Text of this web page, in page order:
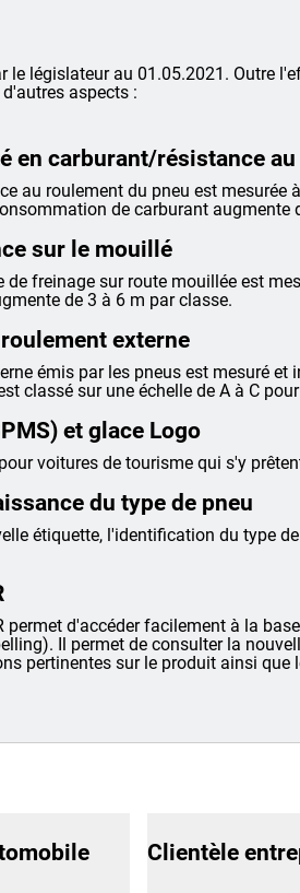
le législateur au 01.05.2021. Outre
aspects :
en carburant/résistance
au roulement du pneu est mesurée
de carburant augmente
sur le mouillé
de freinage sur route mouillée est
de 3 à 6 m par classe.
externe
émis par les pneus est mesuré
classé sur une échelle de A à C
et glace Logo
voitures de tourisme qui s'y
du type de pneu
étiquette, l'identification du type
permet d'accéder facilement à la
Il permet de consulter la
pertinentes sur le produit ainsi que
Clientèle